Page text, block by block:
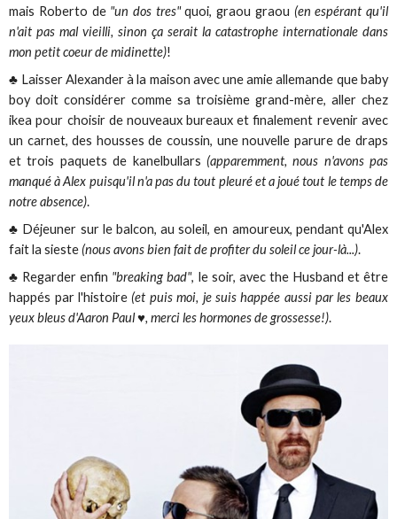
mais Roberto de "un dos tres"quoi, graou graou (en espérant qu'il
n'ait pas mal vieilli, sinon ça serait la catastrophe internationale dans
mon petit coeur de midinette)!
♣ Laisser Alexander à la maison avec une amie allemande que baby
boy doit considérer comme sa troisième grand-mère, aller chez
ikea pour choisir de nouveaux bureaux et finalement revenir avec
un carnet, des housses de coussin, une nouvelle parure de draps
et trois paquets de kanelbullars (apparemment, nous n'avons pas
manqué à Alex puisqu'il n'a pas du tout pleuré et a joué tout le temps de
notre absence).
♣ Déjeuner sur le balcon, au soleil, en amoureux, pendant qu'Alex
fait la sieste (nous avons bien fait de profiter du soleil ce jour-là...).
♣ Regarder enfin "breaking bad", le soir, avec the Husband et être
happés par l'histoire (et puis moi, je suis happée aussi par les beaux
yeux bleus d'Aaron Paul ♥, merci les hormones de grossesse!).